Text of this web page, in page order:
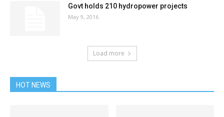
Govt holds 210 hydropower projects
May 9, 2016
Load more
HOT NEWS